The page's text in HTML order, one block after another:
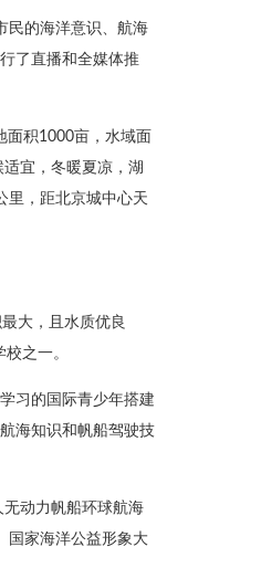
民的海洋意识、航海
了直播和全媒体推
面积1000亩，水域面
宜，冬暖夏凉，湖
里，距北京城中心天
大，且水质优良
之一。
习的国际青少年搭建
海知识和帆船驾驶技
动力帆船环球航海
国家海洋公益形象大